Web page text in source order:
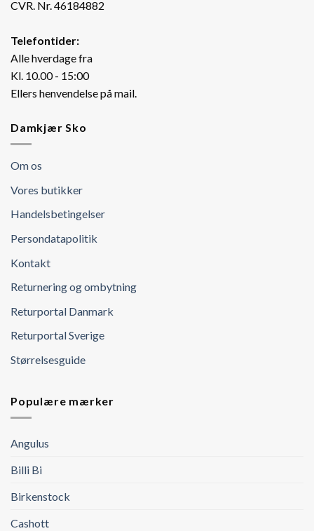
CVR. Nr. 46184882
Telefontider:
Alle hverdage fra
Kl. 10.00 - 15:00
Ellers henvendelse på mail.
Damkjær Sko
Om os
Vores butikker
Handelsbetingelser
Persondatapolitik
Kontakt
Returnering og ombytning
Returportal Danmark
Returportal Sverige
Størrelsesguide
Populære mærker
Angulus
Billi Bi
Birkenstock
Cashott